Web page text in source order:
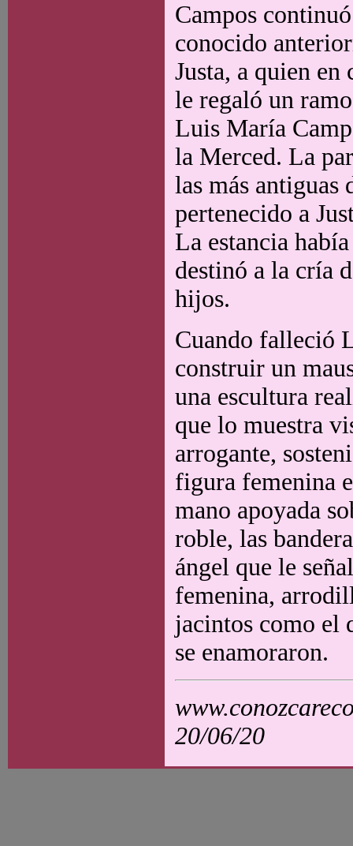
Campos
conocido
Justa, a quien
le regaló un
Luis María
la Merced. La
las más antiguas
pertenecido a
La estancia
destinó a la cría
hijos.
Cuando falleció
construir un
una escultura
que lo muestra
arrogante,
figura femenina
mano apoyada
roble, las
ángel que le
femenina,
jacintos como el
se enamoraron.
20/06/20